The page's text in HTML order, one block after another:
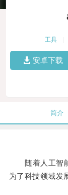
工具
安卓下载
简介
随着人工智能
为了科技领域发